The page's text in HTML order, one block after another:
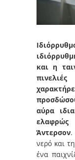
και η
αύρα
Άντερσον.
νερό και
ένα